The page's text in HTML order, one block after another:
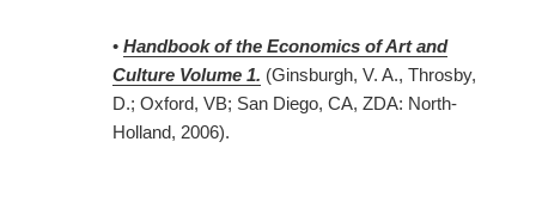
•Handbook of the Economics of Art and
Culture Volume 1. (Ginsburgh, V. A., Throsby,
D.; Oxford, VB; San Diego, CA, ZDA: North-
Holland, 2006).